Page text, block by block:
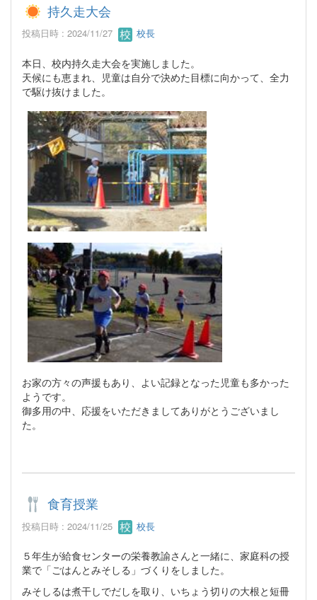
持久走大会
投稿日時 : 2024/11/27 校長
本日、校内持久走大会を実施しました。
天候にも恵まれ、児童は自分で決めた目標に向かって、全力
で駆け抜けました。
お家の方々の声援もあり、よい記録となった児童も多かった
ようです。
御多用の中、応援をいただきましてありがとうございまし
た。
食育授業
投稿日時 : 2024/11/25 校長
５年生が給食センターの栄養教諭さんと一緒に、家庭科の授
業で「ごはんとみそしる」づくりをしました。
みそしるは煮干しでだしを取り、いちょう切りの大根と短冊